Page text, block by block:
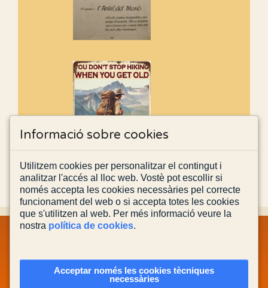
POLÍTICA DE COOKIES
CONTACTA'NS
Informació sobre cookies
Utilitzem cookies per personalitzar el contingut i
analitzar l'accés al lloc web. Vostè pot escollir si
només accepta les cookies necessàries pel correcte
funcionament del web o si accepta totes les cookies
que s'utilitzen al web. Per més informació veure la
nostra política de cookies.
Acceptar només les cookies tècniques
necessàries